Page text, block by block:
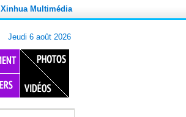
Xinhua Multimédia